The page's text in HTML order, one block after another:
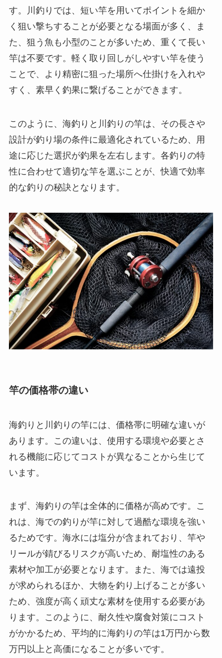
す。川釣りでは、短い竿を用いてポイントを細か
く狙い撃ちすることが必要となる場面が多く、ま
た、狙う魚も小型のことが多いため、重くて長い
竿は不要です。軽く取り回しがしやすい竿を使う
ことで、より精密に狙った場所へ仕掛けを入れや
すく、素早く釣果に繋げることができます。
このように、海釣りと川釣りの竿は、その長さや
設計が釣り場の条件に最適化されているため、用
途に応じた選択が釣果を左右します。各釣りの特
性に合わせて適切な竿を選ぶことが、快適で効率
的な釣りの秘訣となります。
竿の価格帯の違い
海釣りと川釣りの竿には、価格帯に明確な違いが
あります。この違いは、使用する環境や必要とさ
れる機能に応じてコストが異なることから生じて
います。
まず、海釣りの竿は全体的に価格が高めです。こ
れは、海での釣りが竿に対して過酷な環境を強い
るためです。海水には塩分が含まれており、竿や
リールが錆びるリスクが高いため、耐塩性のある
素材や加工が必要となります。また、海では遠投
が求められるほか、大物を釣り上げることが多い
ため、強度が高く頑丈な素材を使用する必要があ
ります。このように、耐久性や腐食対策にコスト
がかかるため、平均的に海釣りの竿は1万円から数
万円以上と高価になることが多いです。